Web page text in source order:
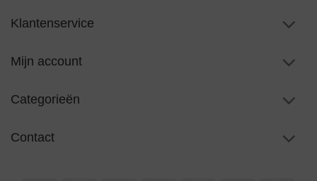
Klantenservice
Mijn account
Categorieën
Contact